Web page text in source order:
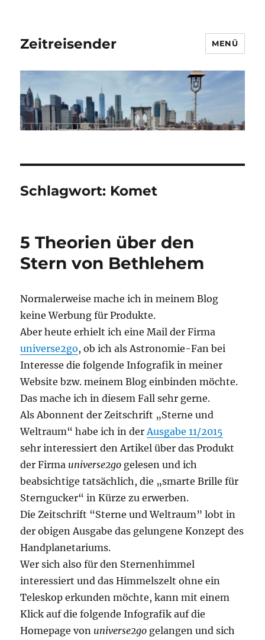
Zeitreisender MENÜ
Schlagwort: Komet
5 Theorien über den
Stern von Bethlehem
Normalerweise mache ich in meinem Blog
keine Werbung für Produkte.
Aber heute erhielt ich eine Mail der Firma
universe2go, ob ich als Astronomie-Fan bei
Interesse die folgende Infografik in meiner
Website bzw. meinem Blog einbinden möchte.
Das mache ich in diesem Fall sehr gerne.
Als Abonnent der Zeitschrift „Sterne und
Weltraum“ habe ich in der Ausgabe 11/2015
sehr interessiert den Artikel über das Produkt
der Firma universe2go gelesen und ich
beabsichtige tatsächlich, die „smarte Brille für
Sterngucker“ in Kürze zu erwerben.
Die Zeitschrift “Sterne und Weltraum” lobt in
der obigen Ausgabe das gelungene Konzept des
Handplanetariums.
Wer sich also für den Sternenhimmel
interessiert und das Himmelszelt ohne ein
Teleskop erkunden möchte, kann mit einem
Klick auf die folgende Infografik auf die
Homepage von universe2go gelangen und sich